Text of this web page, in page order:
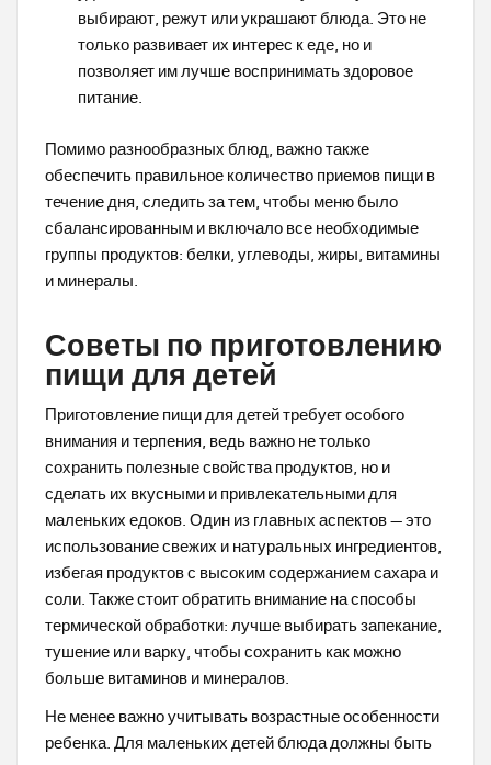
выбирают, режут или украшают блюда. Это не
только развивает их интерес к еде, но и
позволяет им лучше воспринимать здоровое
питание.
Помимо разнообразных блюд, важно также
обеспечить правильное количество приемов пищи в
течение дня, следить за тем, чтобы меню было
сбалансированным и включало все необходимые
группы продуктов: белки, углеводы, жиры, витамины
и минералы.
Советы по приготовлению
пищи для детей
Приготовление пищи для детей требует особого
внимания и терпения, ведь важно не только
сохранить полезные свойства продуктов, но и
сделать их вкусными и привлекательными для
маленьких едоков. Один из главных аспектов — это
использование свежих и натуральных ингредиентов,
избегая продуктов с высоким содержанием сахара и
соли. Также стоит обратить внимание на способы
термической обработки: лучше выбирать запекание,
тушение или варку, чтобы сохранить как можно
больше витаминов и минералов.
Не менее важно учитывать возрастные особенности
ребенка. Для маленьких детей блюда должны быть